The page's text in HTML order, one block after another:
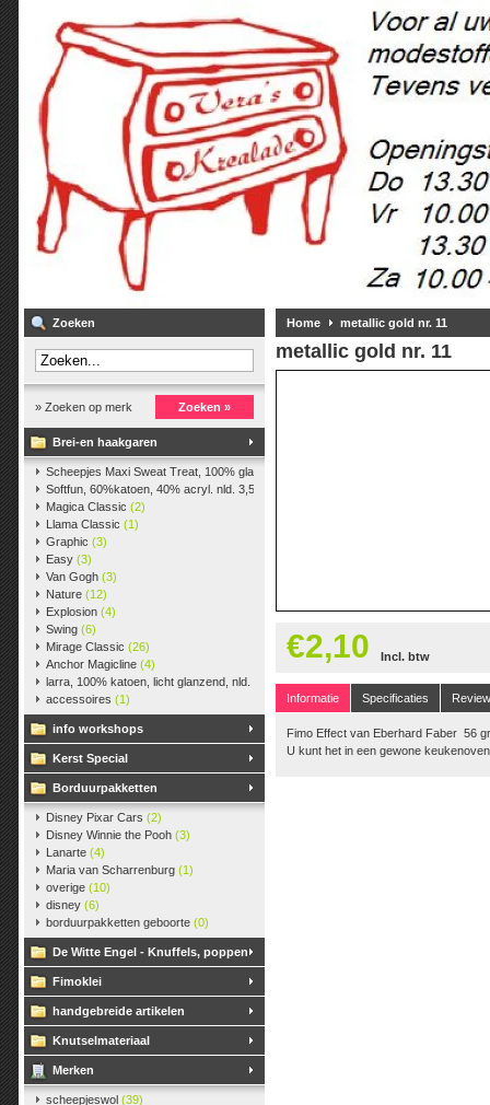
Zoeken
» Zoeken op merk Zoeken »
Brei-en haakgaren
Scheepjes Maxi Sweat Treat, 100% glanskatoen,25 gr.
Softfun, 60%katoen, 40% acryl. nld. 3,5-4. ca. 140m, 50 gr.
Magica Classic (2)
Llama Classic (1)
Graphic (3)
Easy (3)
Van Gogh (3)
Nature (12)
Explosion (4)
Swing (6)
Mirage Classic (26)
Anchor Magicline (4)
larra, 100% katoen, licht glanzend, nld. 2,5-3, ca. 125m, 50 gr.(38)
accessoires (1)
info workshops
Kerst Special
Borduurpakketten
Disney Pixar Cars (2)
Disney Winnie the Pooh (3)
Lanarte (4)
Maria van Scharrenburg (1)
overige (10)
disney (6)
borduurpakketten geboorte (0)
De Witte Engel - Knuffels, poppen
Fimoklei
handgebreide artikelen
Knutselmateriaal
Merken
scheepjeswol (39)
Home metallic gold nr. 11
metallic gold nr. 11
€2,10 Incl. btw
Informatie Specificaties
Fimo Effect van Eberhard Faber 56
U kunt het in een gewone